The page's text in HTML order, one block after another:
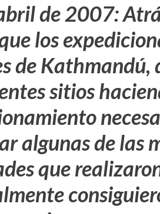
de 2007:
los
de Kathmandú,
sitios
algunas de las
que